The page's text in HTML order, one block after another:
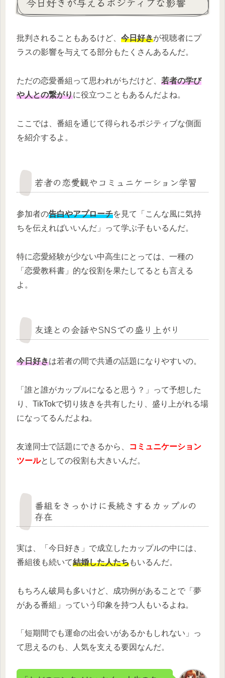
批判されることもあるけど、 今日好きが視聴者にプ
ラスの影響を与えてる部分もたくさんあるんだ。
ただの恋愛番組って思われがちだけど、 若者の学び
や人との繋がりに役立つこともあるんだよね。
ここでは、番組を通じて得られるポジティブな側面
を紹介するよ。
若者の恋愛観やコミュニケーション学習
参加者の告白やアプローチを見て「こんな風に気持
ちを伝えればいいんだ」って学ぶ子もいるんだ。
特に恋愛経験が少ない中高生にとっては、一種の
「恋愛教科書」的な役割を果たしてるとも言える
よ。
友達との会話やSNSでの盛り上がり
今日好きは若者の間で共通の話題になりやすいの。
「誰と誰がカップルになると思う？」って予想した
り、TikTokで切り抜きを共有したり、盛り上がれる場
になってるんだよね。
友達同士で話題にできるから、
コミュニケーション
ツールとしての役割も大きいんだ。
番組をきっかけに長続きするカップルの
存在
実は、「今日好き」で成立したカップルの中には、
番組後も続いて結婚した人たちもいるんだ。
もちろん破局も多いけど、成功例があることで「夢
がある番組」っていう印象を持つ人もいるよね。
「短期間でも運命の出会いがあるかもしれない」っ
て思えるのも、人気を支える要因なんだ。